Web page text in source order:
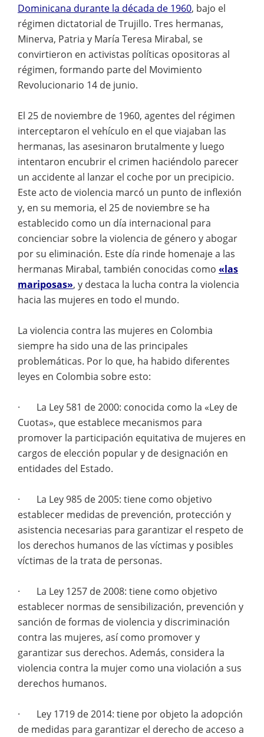
Dominicana durante la década de 1960, bajo el
régimen dictatorial de Trujillo. Tres hermanas,
Minerva, Patria y María Teresa Mirabal, se
convirtieron en activistas políticas opositoras al
régimen, formando parte del Movimiento
Revolucionario 14 de junio.
El 25 de noviembre de 1960, agentes del régimen
interceptaron el vehículo en el que viajaban las
hermanas, las asesinaron brutalmente y luego
intentaron encubrir el crimen haciéndolo parecer
un accidente al lanzar el coche por un precipicio.
Este acto de violencia marcó un punto de inflexión
y, en su memoria, el 25 de noviembre se ha
establecido como un día internacional para
concienciar sobre la violencia de género y abogar
por su eliminación. Este día rinde homenaje a las
hermanas Mirabal, también conocidas como «las
mariposas», y destaca la lucha contra la violencia
hacia las mujeres en todo el mundo.
La violencia contra las mujeres en Colombia
siempre ha sido una de las principales
problemáticas. Por lo que, ha habido diferentes
leyes en Colombia sobre esto:
· La Ley 581 de 2000: conocida como la «Ley de
Cuotas», que establece mecanismos para
promover la participación equitativa de mujeres en
cargos de elección popular y de designación en
entidades del Estado.
· La Ley 985 de 2005: tiene como objetivo
establecer medidas de prevención, protección y
asistencia necesarias para garantizar el respeto de
los derechos humanos de las víctimas y posibles
víctimas de la trata de personas.
· La Ley 1257 de 2008: tiene como objetivo
establecer normas de sensibilización, prevención y
sanción de formas de violencia y discriminación
contra las mujeres, así como promover y
garantizar sus derechos. Además, considera la
violencia contra la mujer como una violación a sus
derechos humanos.
· Ley 1719 de 2014: tiene por objeto la adopción
de medidas para garantizar el derecho de acceso a